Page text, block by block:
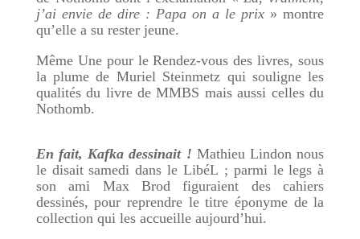
j’ai envie de dire : Papa on a le prix » montre
qu’elle a su rester jeune.
Même Une pour le Rendez-vous des livres, sous
la plume de Muriel Steinmetz qui souligne les
qualités du livre de MMBS mais aussi celles du
Nothomb.
En fait, Kafka dessinait ! Mathieu Lindon nous
le disait samedi dans le LibéL ; parmi le legs à
son ami Max Brod figuraient des cahiers
dessinés, pour reprendre le titre éponyme de la
collection qui les accueille aujourd’hui.